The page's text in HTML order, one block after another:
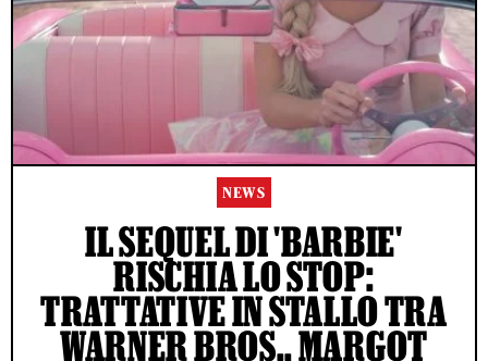
NEWS
IL SEQUEL DI 'BARBIE'
RISCHIA LO STOP:
TRATTATIVE IN STALLO TRA
WARNER BROS., MARGOT